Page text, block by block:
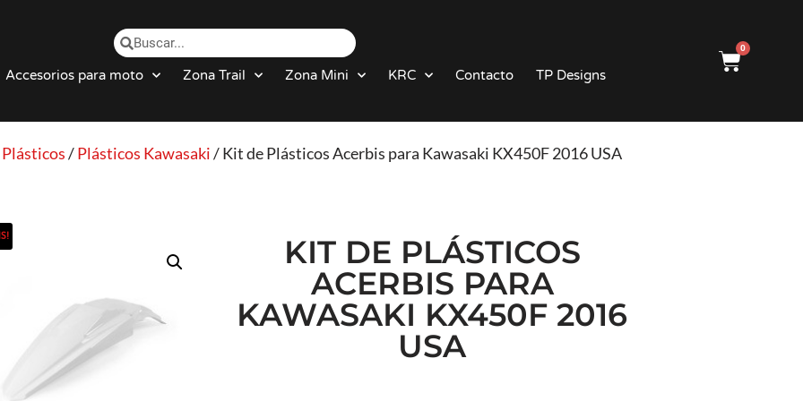
Accesorios para moto Zona Trail Zona Mini KRC Contacto TP Designs
0
Plásticos/Plásticos Kawasaki/ Kit de Plásticos Acerbis para Kawasaki KX450F 2016 USA
KIT DE PLÁSTICOS
ACERBIS PARA
KAWASAKI KX450F 2016
USA